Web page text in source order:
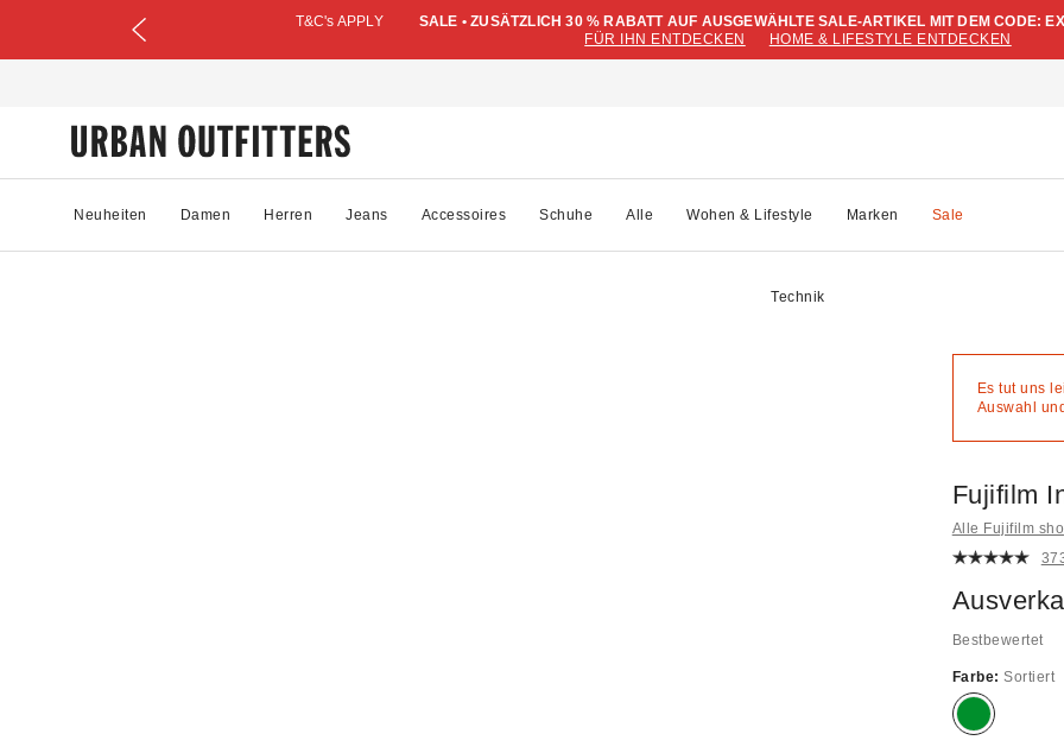
T&C's APPLY SALE • ZUSÄTZLICH 30 % RABATT AUF AUSGEWÄHLTE SALE-ARTIKEL MIT DEM CODE:
FÜR IHN ENTDECKEN
HOME & LIFESTYLE ENTDECKEN
Neuheiten Damen Herren Jeans Accessoires Schuhe Alle Wohen & Lifestyle Marken Sale
Technik
Es tut uns
Auswahl
Fujifilm
Alle Fujifilm
Bestbewertet
Farbe:Sortiert
Ausverkauft!